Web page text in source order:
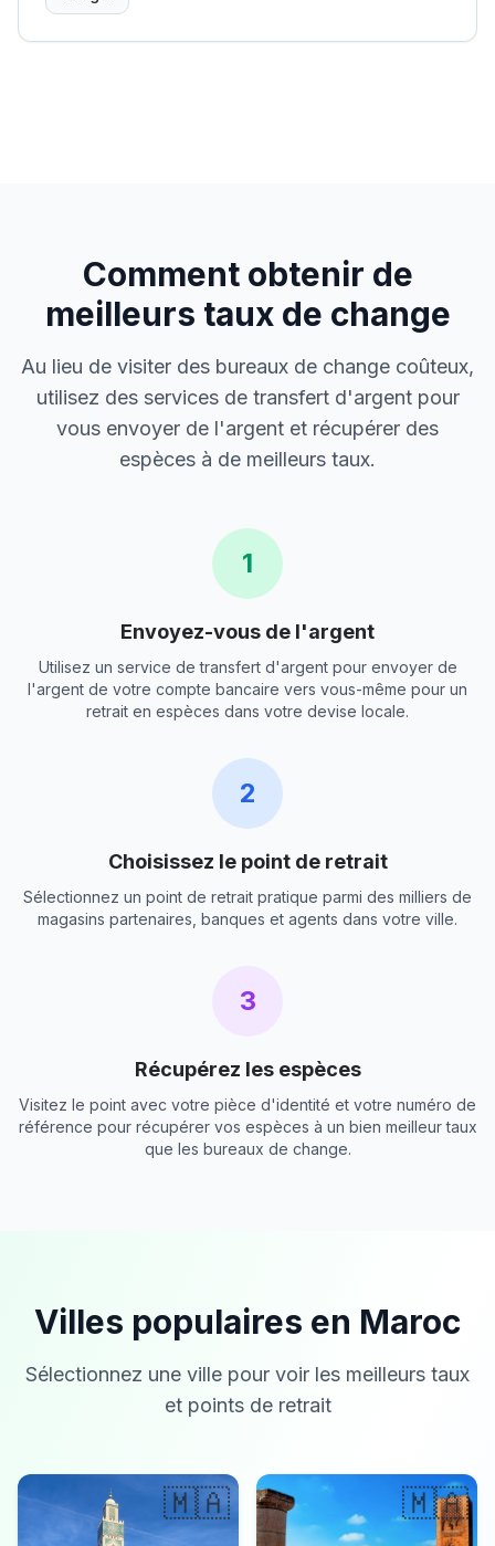
Comment obtenir de
meilleurs taux de change
Au lieu de visiter des bureaux de change coûteux,
utilisez des services de transfert d'argent pour
vous envoyer de l'argent et récupérer des
espèces à de meilleurs taux.
1
Envoyez-vous de l'argent
Utilisez un service de transfert d'argent pour envoyer de
l'argent de votre compte bancaire vers vous-même pour un
retrait en espèces dans votre devise locale.
2
Choisissez le point de retrait
Sélectionnez un point de retrait pratique parmi des milliers de
magasins partenaires, banques et agents dans votre ville.
3
Récupérez les espèces
Visitez le point avec votre pièce d'identité et votre numéro de
référence pour récupérer vos espèces à un bien meilleur taux
que les bureaux de change.
Villes populaires en Maroc
Sélectionnez une ville pour voir les meilleurs taux
et points de retrait
🇲🇦 🇲🇦